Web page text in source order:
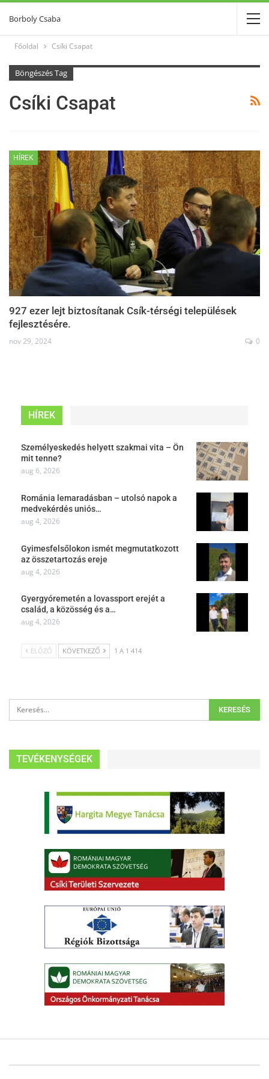
Borboly Csaba
Főoldal Csíki Csapat
Böngészés Tag
Csíki Csapat
HÍREK
927 ezer lejt biztosítanak Csík-térségi települések
fejlesztésére.
nov 29, 2024 0
HÍREK
Személyeskedés helyett szakmai vita – Ön
mit tenne?
aug 6, 2026
Románia lemaradásban – utolsó napok a
medvekérdés uniós…
aug 4, 2026
Gyimesfelsőlokon ismét megmutatkozott
az összetartozás ereje
aug 4, 2026
Gyergyóremetén a lovassport erejét a
család, a közösség és a…
aug 4, 2026
ELŐZŐ KÖVETKEZŐ 1 A 1 414
TEVÉKENYSÉGEK